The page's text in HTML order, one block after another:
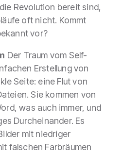
Revolution bereit sind,
oft nicht. Kommt
vor?
Der Traum vom Self-
Erstellung von
Seite: eine Flut von
Sie kommen von
was auch immer, und
Durcheinander. Es
mit niedriger
falschen Farbräumen